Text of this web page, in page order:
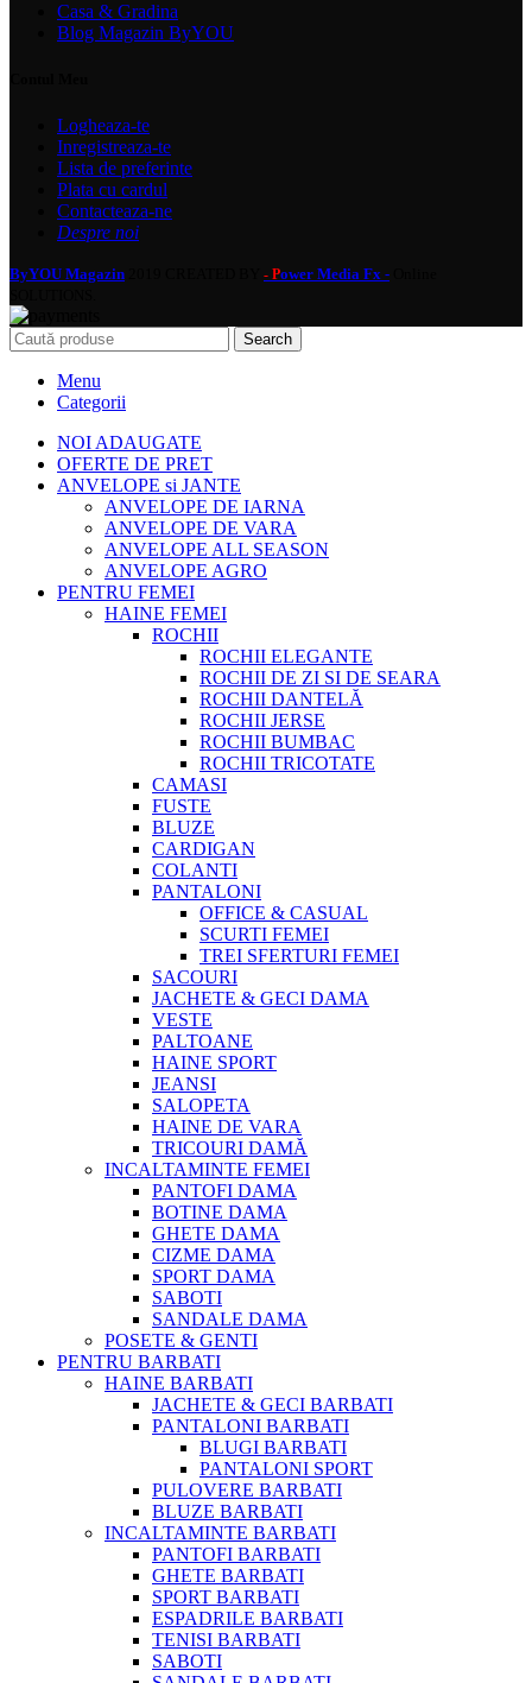
Casa & Gradina
Blog Magazin ByYOU
Logheaza-te
Inregistreaza-te
Lista de preferinte
Plata cu cardul
Contacteaza-ne
Despre noi
ByYOU Magazin - Power Media Fx -
Search
Menu
Categorii
NOI ADAUGATE
OFERTE DE PRET
ANVELOPE si JANTE
ANVELOPE DE IARNA
ANVELOPE DE VARA
ANVELOPE ALL SEASON
ANVELOPE AGRO
PENTRU FEMEI
HAINE FEMEI
ROCHII
ROCHII ELEGANTE
ROCHII DE ZI SI DE SEARA
ROCHII DANTELĂ
ROCHII JERSE
ROCHII BUMBAC
ROCHII TRICOTATE
CAMASI
FUSTE
BLUZE
CARDIGAN
COLANTI
PANTALONI
OFFICE & CASUAL
SCURTI FEMEI
TREI SFERTURI FEMEI
SACOURI
JACHETE & GECI DAMA
VESTE
PALTOANE
HAINE SPORT
JEANSI
SALOPETA
HAINE DE VARA
TRICOURI DAMĂ
INCALTAMINTE FEMEI
PANTOFI DAMA
BOTINE DAMA
GHETE DAMA
CIZME DAMA
SPORT DAMA
SABOTI
SANDALE DAMA
POSETE & GENTI
PENTRU BARBATI
HAINE BARBATI
JACHETE & GECI BARBATI
PANTALONI BARBATI
BLUGI BARBATI
PANTALONI SPORT
PULOVERE BARBATI
BLUZE BARBATI
INCALTAMINTE BARBATI
PANTOFI BARBATI
GHETE BARBATI
SPORT BARBATI
ESPADRILE BARBATI
TENISI BARBATI
SABOTI